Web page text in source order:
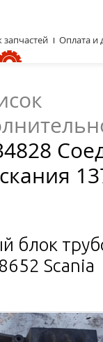
блок
Scania
запчастей Оплата и